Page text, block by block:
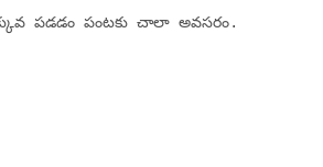
పడడం పంటకు చాలా అవసరం.